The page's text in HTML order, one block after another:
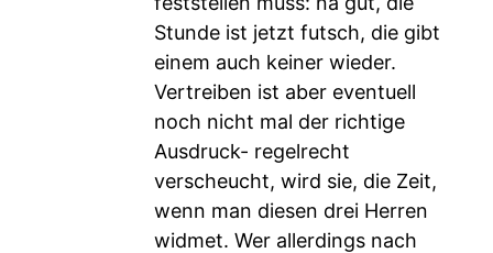
Stunde ist jetzt futsch, die gibt
einem auch keiner wieder.
Vertreiben ist aber eventuell
noch nicht mal der richtige
Ausdruck- regelrecht
verscheucht, wird sie, die Zeit,
wenn man diesen drei Herren
widmet. Wer allerdings nach